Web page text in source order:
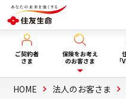
ご契約者
さま
保険をお考え
のお客さま
HOME 法人のお客さま